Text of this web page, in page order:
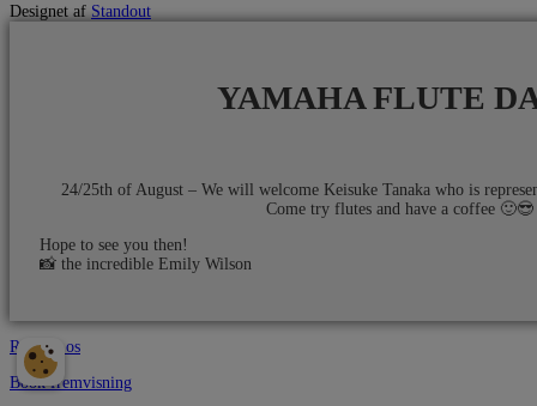
Designet af Standout
YAMAHA FLUTE
24/25th of August – We will welcome Keisuke Tanaka who is
Come try flutes and have a coffee 🙂😎​
Hope to see you then!
📸​ the incredible Emily Wilson
Ring til os
Book fremvisning